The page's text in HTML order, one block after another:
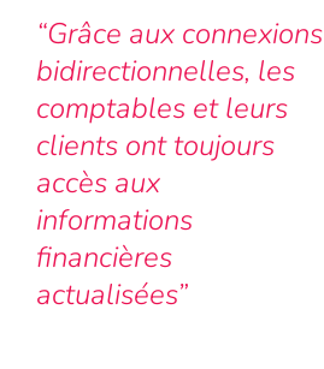
“Grâce aux connexions
bidirectionnelles, les
comptables et leurs
clients ont toujours
accès aux
informations
financières
actualisées”